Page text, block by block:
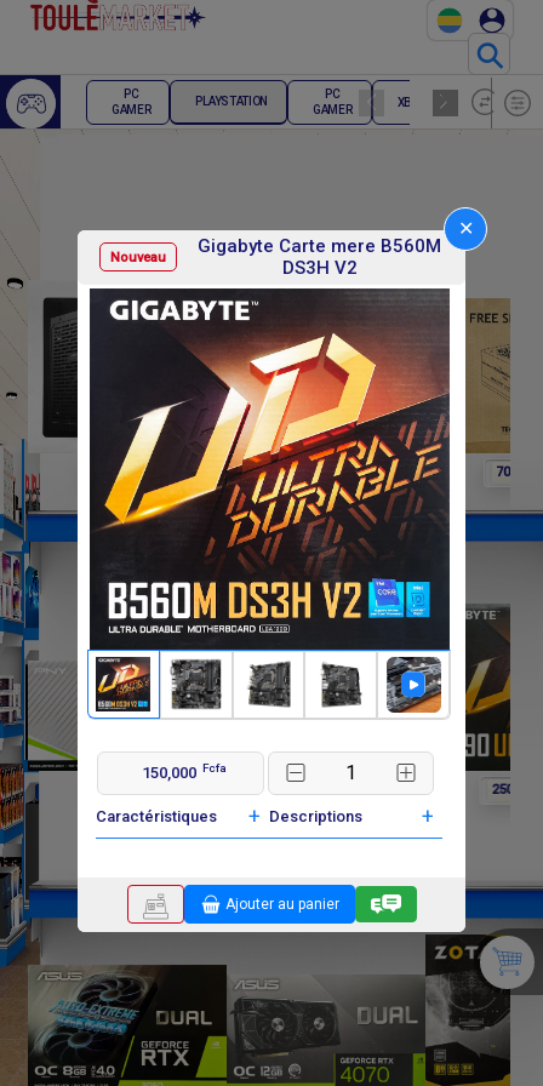
⚲
Nouveau
Gigabyte Carte mere B560M
DS3H V2
✕
150,000 Fcfa
Caractéristiques + Descriptions +
Ajouter au panier
PC
GAMER
PLAYSTATION
PC
GAMER
XBOX
ECRAN
PC
GAMER
100 000F 75 000F 70 000
250 000